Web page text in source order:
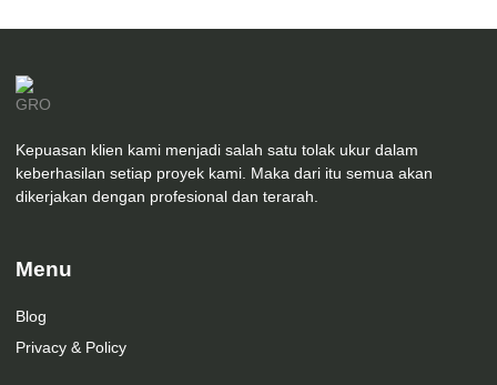
Kepuasan klien kami menjadi salah satu tolak ukur dalam
keberhasilan setiap proyek kami. Maka dari itu semua akan
dikerjakan dengan profesional dan terarah.
Menu
Blog
Privacy & Policy